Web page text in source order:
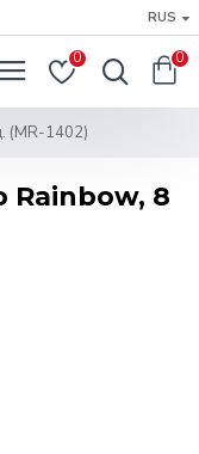
RUS
0 0
(MR-1402)
Rainbow, 8